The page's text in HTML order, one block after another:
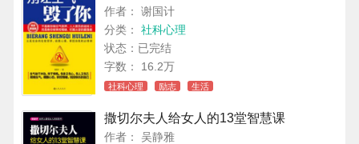
作者： 谢国计
分类： 社科心理
状态：已完结
字数： 16.2万
社科心理 励志 生活
撒切尔夫人给女人的13堂智慧课
作者： 吴静雅